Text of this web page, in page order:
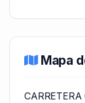
Mapa